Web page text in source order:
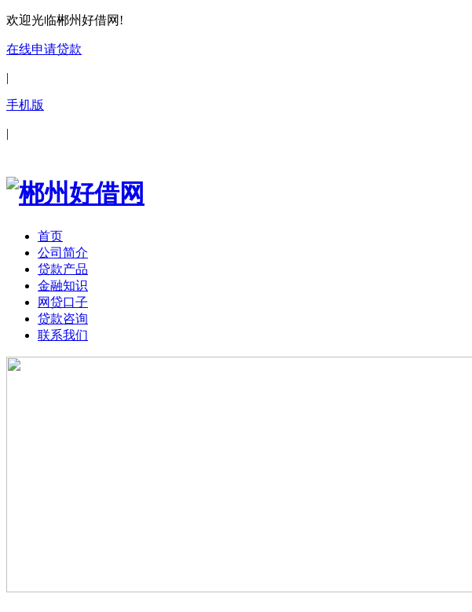
欢迎光临郴州好借网!
在线申请贷款
|
手机版
|
首页
公司简介
贷款产品
金融知识
网贷口子
贷款咨询
联系我们